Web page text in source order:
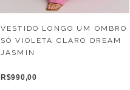
VESTIDO LONGO UM OMBRO
SÓ VIOLETA CLARO DREAM
JASMIN
R$990,00